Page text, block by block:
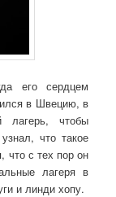
его сердцем
в Швецию, в
лагерь, чтобы
что такое
что с тех пор он
лагеря в
и линди хопу.